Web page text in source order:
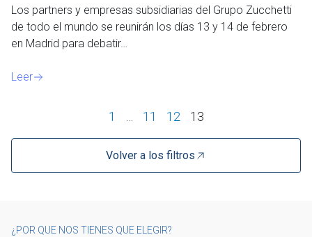
Los partners y empresas subsidiarias del Grupo Zucchetti
de todo el mundo se reunirán los días 13 y 14 de febrero
en Madrid para debatir…
Leer
1 … 11 12 13
Volver a los filtros
¿POR QUE NOS TIENES QUE ELEGIR?